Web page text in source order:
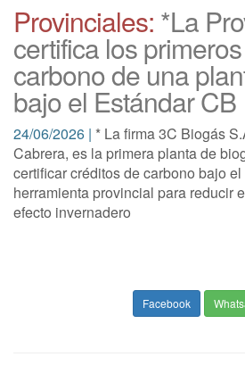
Provinciales: *La
certifica los
carbono de una
bajo el Estándar CB
24/06/2026 | * La firma 3C Biogás
Cabrera, es la primera planta de
certificar créditos de carbono bajo
herramienta provincial para reducir
efecto invernadero
Facebook